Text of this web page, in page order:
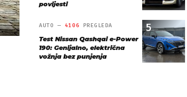
povijesti
5
AUTO — 4106 PREGLEDA
Test Nissan Qashqai e-Power
190: Genijalno, električna
vožnja bez punjenja